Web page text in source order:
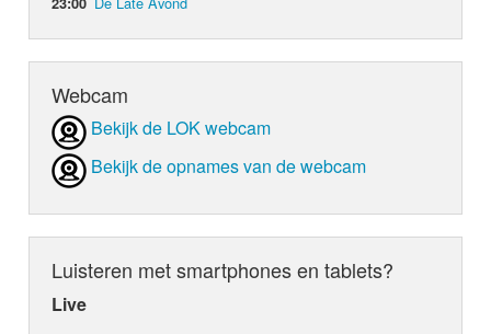
Webcam
Bekijk de LOK webcam
Bekijk de opnames van de webcam
Luisteren met smartphones en tablets?
Live